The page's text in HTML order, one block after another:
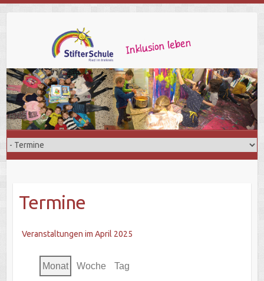
Termine
Veranstaltungen im April 2025
Monat Woche Tag